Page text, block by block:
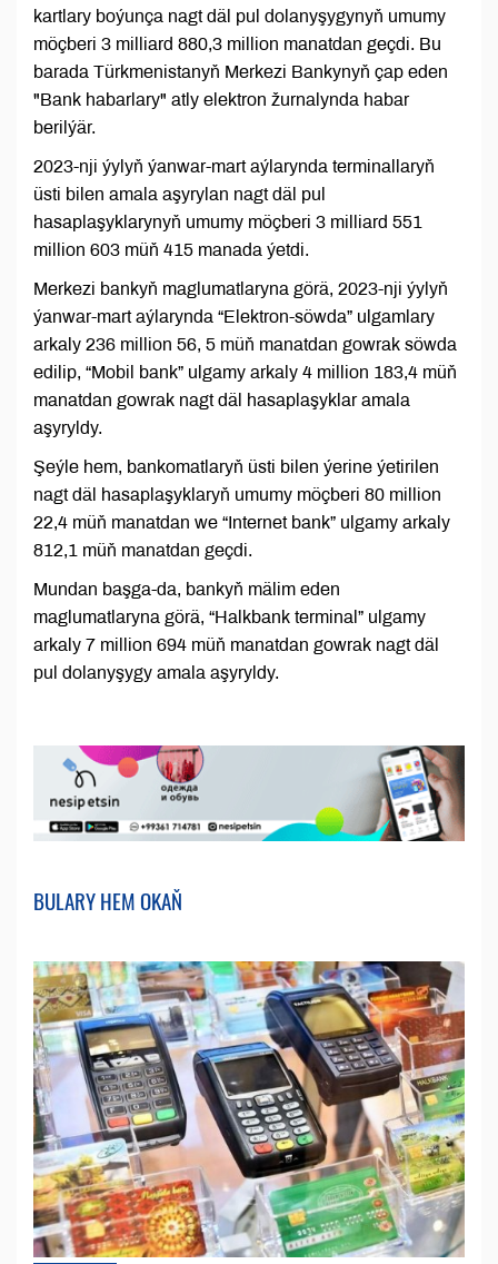
kartlary boýunça nagt däl pul dolanyşygynyň umumy
möçberi 3 milliard 880,3 million manatdan geçdi. Bu
barada Türkmenistanyň Merkezi Bankynyň çap eden
"Bank habarlary" atly elektron žurnalynda habar
berilýär.
2023-nji ýylyň ýanwar-mart aýlarynda terminallaryň
üsti bilen amala aşyrylan nagt däl pul
hasaplaşyklarynyň umumy möçberi 3 milliard 551
million 603 müň 415 manada ýetdi.
Merkezi bankyň maglumatlaryna görä, 2023-nji ýylyň
ýanwar-mart aýlarynda “Elektron-söwda” ulgamlary
arkaly 236 million 56, 5 müň manatdan gowrak söwda
edilip, “Mobil bank” ulgamy arkaly 4 million 183,4 müň
manatdan gowrak nagt däl hasaplaşyklar amala
aşyryldy.
Şeýle hem, bankomatlaryň üsti bilen ýerine ýetirilen
nagt däl hasaplaşyklaryň umumy möçberi 80 million
22,4 müň manatdan we “Internet bank” ulgamy arkaly
812,1 müň manatdan geçdi.
Mundan başga-da, bankyň mälim eden
maglumatlaryna görä, “Halkbank terminal” ulgamy
arkaly 7 million 694 müň manatdan gowrak nagt däl
pul dolanyşygy amala aşyryldy.
BULARY HEM OKAŇ